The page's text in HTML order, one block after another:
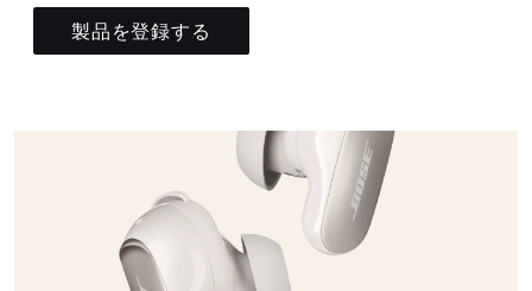
製品を登録する